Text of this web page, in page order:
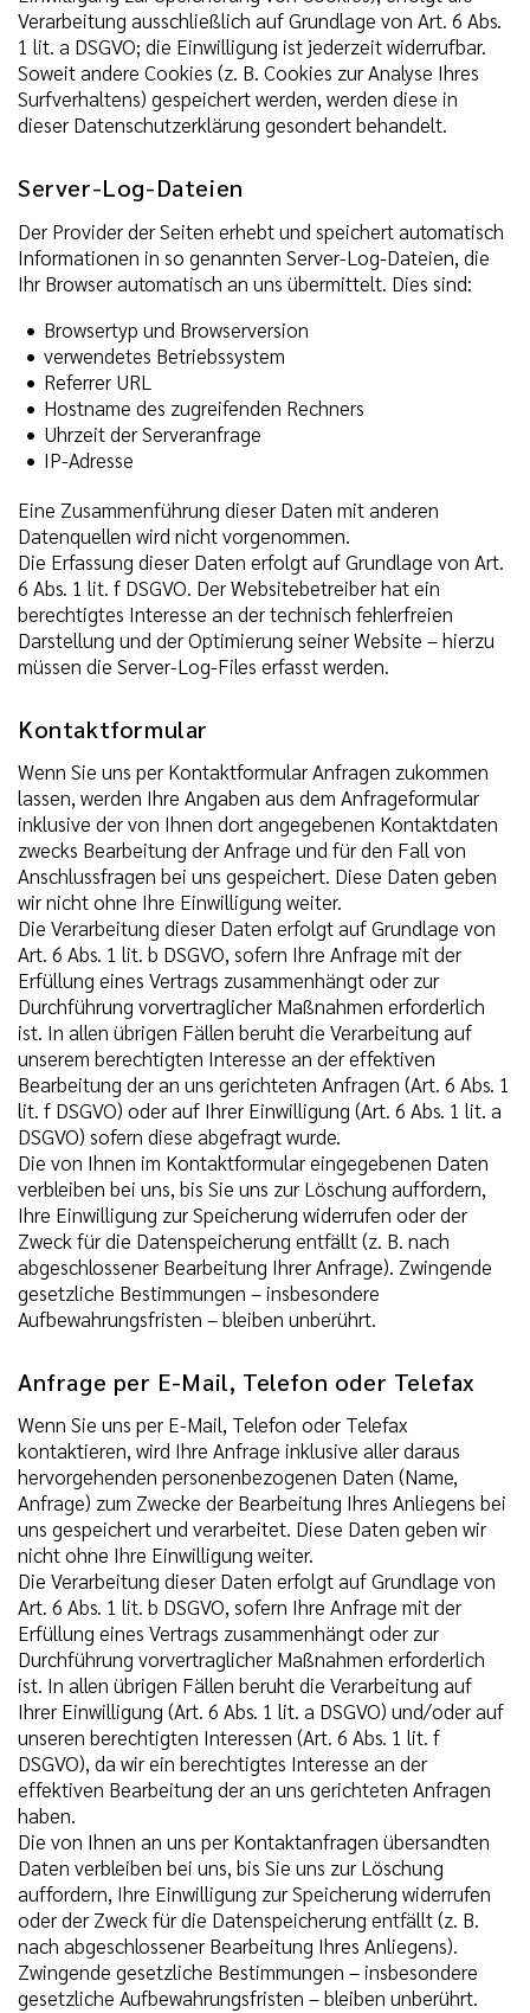
Verarbeitung ausschließlich auf Grundlage von Art. 6 Abs.
1 lit. a DSGVO; die Einwilligung ist jederzeit widerrufbar.
Soweit andere Cookies (z. B. Cookies zur Analyse Ihres
Surfverhaltens) gespeichert werden, werden diese in
dieser Datenschutzerklärung gesondert behandelt.
Server-Log-Dateien
Der Provider der Seiten erhebt und speichert automatisch
Informationen in so genannten Server-Log-Dateien, die
Ihr Browser automatisch an uns übermittelt. Dies sind:
Browsertyp und Browserversion
verwendetes Betriebssystem
Referrer URL
Hostname des zugreifenden Rechners
Uhrzeit der Serveranfrage
IP-Adresse
Eine Zusammenführung dieser Daten mit anderen
Datenquellen wird nicht vorgenommen.
Die Erfassung dieser Daten erfolgt auf Grundlage von Art.
6 Abs. 1 lit. f DSGVO. Der Websitebetreiber hat ein
berechtigtes Interesse an der technisch fehlerfreien
Darstellung und der Optimierung seiner Website – hierzu
müssen die Server-Log-Files erfasst werden.
Kontaktformular
Wenn Sie uns per Kontaktformular Anfragen zukommen
lassen, werden Ihre Angaben aus dem Anfrageformular
inklusive der von Ihnen dort angegebenen Kontaktdaten
zwecks Bearbeitung der Anfrage und für den Fall von
Anschlussfragen bei uns gespeichert. Diese Daten geben
wir nicht ohne Ihre Einwilligung weiter.
Die Verarbeitung dieser Daten erfolgt auf Grundlage von
Art. 6 Abs. 1 lit. b DSGVO, sofern Ihre Anfrage mit der
Erfüllung eines Vertrags zusammenhängt oder zur
Durchführung vorvertraglicher Maßnahmen erforderlich
ist. In allen übrigen Fällen beruht die Verarbeitung auf
unserem berechtigten Interesse an der effektiven
Bearbeitung der an uns gerichteten Anfragen (Art. 6 Abs. 1
lit. f DSGVO) oder auf Ihrer Einwilligung (Art. 6 Abs. 1 lit. a
DSGVO) sofern diese abgefragt wurde.
Die von Ihnen im Kontaktformular eingegebenen Daten
verbleiben bei uns, bis Sie uns zur Löschung auffordern,
Ihre Einwilligung zur Speicherung widerrufen oder der
Zweck für die Datenspeicherung entfällt (z. B. nach
abgeschlossener Bearbeitung Ihrer Anfrage). Zwingende
gesetzliche Bestimmungen – insbesondere
Aufbewahrungsfristen – bleiben unberührt.
Anfrage per E-Mail, Telefon oder Telefax
Wenn Sie uns per E-Mail, Telefon oder Telefax
kontaktieren, wird Ihre Anfrage inklusive aller daraus
hervorgehenden personenbezogenen Daten (Name,
Anfrage) zum Zwecke der Bearbeitung Ihres Anliegens bei
uns gespeichert und verarbeitet. Diese Daten geben wir
nicht ohne Ihre Einwilligung weiter.
Die Verarbeitung dieser Daten erfolgt auf Grundlage von
Art. 6 Abs. 1 lit. b DSGVO, sofern Ihre Anfrage mit der
Erfüllung eines Vertrags zusammenhängt oder zur
Durchführung vorvertraglicher Maßnahmen erforderlich
ist. In allen übrigen Fällen beruht die Verarbeitung auf
Ihrer Einwilligung (Art. 6 Abs. 1 lit. a DSGVO) und/oder auf
unseren berechtigten Interessen (Art. 6 Abs. 1 lit. f
DSGVO), da wir ein berechtigtes Interesse an der
effektiven Bearbeitung der an uns gerichteten Anfragen
haben.
Die von Ihnen an uns per Kontaktanfragen übersandten
Daten verbleiben bei uns, bis Sie uns zur Löschung
auffordern, Ihre Einwilligung zur Speicherung widerrufen
oder der Zweck für die Datenspeicherung entfällt (z. B.
nach abgeschlossener Bearbeitung Ihres Anliegens).
Zwingende gesetzliche Bestimmungen – insbesondere
gesetzliche Aufbewahrungsfristen – bleiben unberührt.